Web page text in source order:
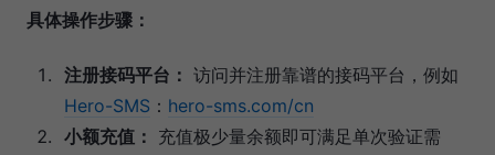
具体操作步骤：
注册接码平台： 访问并注册靠谱的接码平台，例如
Hero-SMS ： hero-sms.com/cn
小额充值： 充值极少量余额即可满足单次验证需